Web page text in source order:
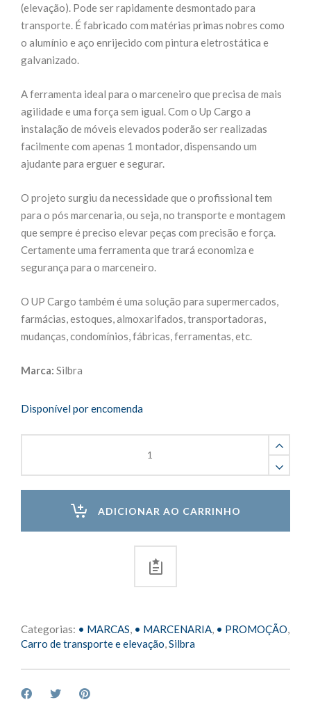
(elevação). Pode ser rapidamente desmontado para
transporte. É fabricado com matérias primas nobres como
o alumínio e aço enrijecido com pintura eletrostática e
galvanizado.
A ferramenta ideal para o marceneiro que precisa de mais
agilidade e uma força sem igual. Com o Up Cargo a
instalação de móveis elevados poderão ser realizadas
facilmente com apenas 1 montador, dispensando um
ajudante para erguer e segurar.
O projeto surgiu da necessidade que o profissional tem
para o pós marcenaria, ou seja, no transporte e montagem
que sempre é preciso elevar peças com precisão e força.
Certamente uma ferramenta que trará economiza e
segurança para o marceneiro.
O UP Cargo também é uma solução para supermercados,
farmácias, estoques, almoxarifados, transportadoras,
mudanças, condomínios, fábricas, ferramentas, etc.
Marca: Silbra
Disponível por encomenda
ADICIONAR AO CARRINHO
Categorias: • MARCAS, • MARCENARIA, • PROMOÇÃO,
Carro de transporte e elevação,Silbra